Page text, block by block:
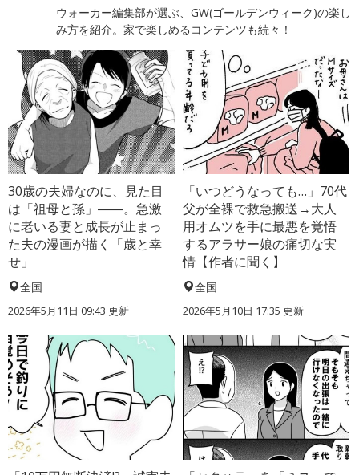
ウォーカー編集部が選ぶ、GW(ゴールデンウィーク)の楽し
み方を紹介。家で楽しめるコンテンツも続々！
30歳の夫婦なのに、見た目
は「祖母と孫」――。急激
に老いる妻と成長が止まっ
た夫の漫画が描く「歳と幸
せ」
全国
2026年5月11日 09:43 更新
「いつどうなっても…」70代
父が全裸で救急搬送→大人
用オムツを手に最悪を覚悟
するアラサー娘の痛切な実
情【作者に聞く】
全国
2026年5月10日 17:35 更新